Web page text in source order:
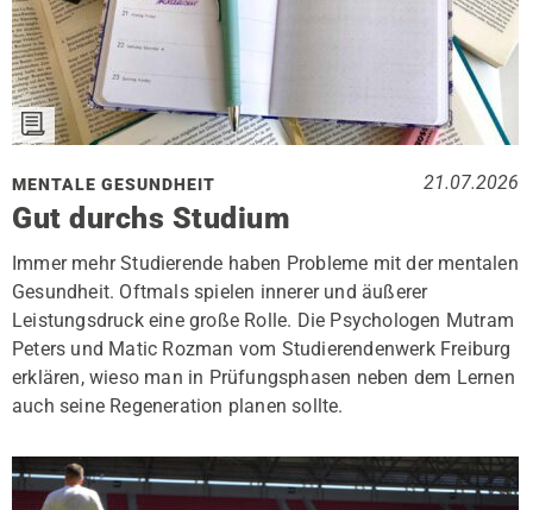
MENTALE GESUNDHEIT 21.07.2026
Gut durchs Studium
Immer mehr Studierende haben Probleme mit der mentalen
Gesundheit. Oftmals spielen innerer und äußerer
Leistungsdruck eine große Rolle. Die Psychologen Mutram
Peters und Matic Rozman vom Studierendenwerk Freiburg
erklären, wieso man in Prüfungsphasen neben dem Lernen
auch seine Regeneration planen sollte.